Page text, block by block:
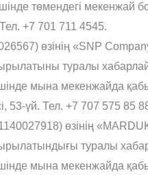
төмендегі
+7 701 711 4545.
өзінің «SNP
туралы
мына мекенжайда
53-үй. Тел. +7 707 575 85
өзінің
туралы
мына мекенжайда